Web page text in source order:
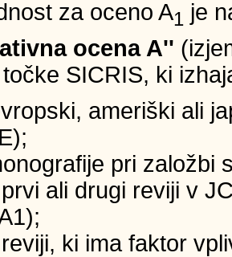
za oceno A1 je
ocena A''
SICRIS, ki
ameriški ali
pri založbi
ali drugi reviji v
ki ima faktor